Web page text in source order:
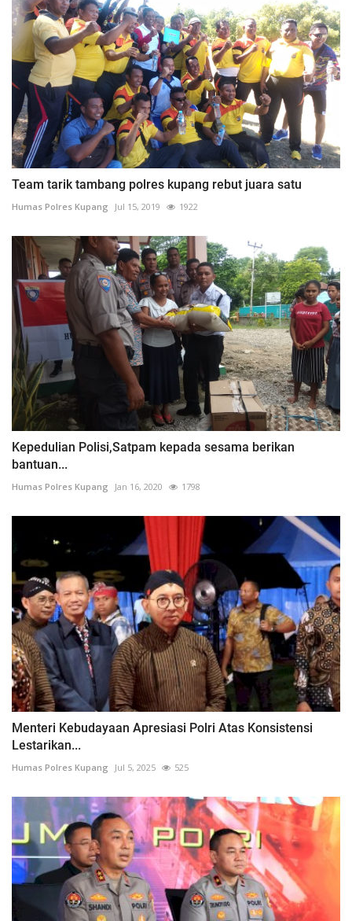
Team tarik tambang polres kupang rebut juara satu
Humas Polres Kupang Jul 15, 2019 1922
Kepedulian Polisi,Satpam kepada sesama berikan
bantuan...
Humas Polres Kupang Jan 16, 2020 1798
Menteri Kebudayaan Apresiasi Polri Atas Konsistensi
Lestarikan...
Humas Polres Kupang Jul 5, 2025 525